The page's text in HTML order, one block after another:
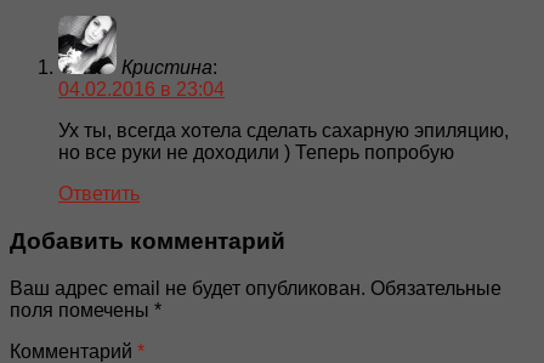
Кристина:
04.02.2016 в 23:04
Ух ты, всегда хотела сделать сахарную эпиляцию,
но все руки не доходили ) Теперь попробую
Ответить
Добавить комментарий
Ваш адрес email не будет опубликован. Обязательные
поля помечены *
Комментарий *